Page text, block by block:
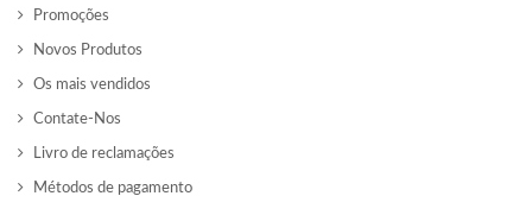
Promoções
Novos Produtos
Os mais vendidos
Contate-Nos
Livro de reclamações
Métodos de pagamento